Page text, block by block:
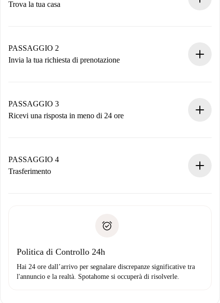
Trova la tua casa
Hai tutte le informazioni necessarie in anticipo.
PASSAGGIO 2
Invia la tua richiesta di prenotazione
non accetta.
PASSAGGIO 3
Ricevi una risposta in meno di 24 ore
contatto con il proprietario.
Se rifiutata: non ti addebiteremo nulla e ti proporremo
Domiciliazione del pagamento
PASSAGGIO 4
Trasferimento
solo se non segnali problemi.
Politica di Controllo 24h
Hai 24 ore dall’arrivo per segnalare discrepanze significative tra
l'annuncio e la realtà. Spotahome si occuperà di risolverle.